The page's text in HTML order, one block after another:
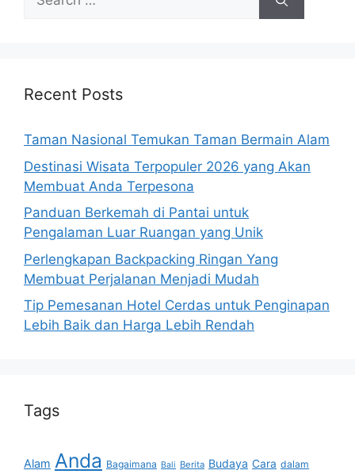
for:
Recent Posts
Taman Nasional Temukan Taman Bermain Alam
Destinasi Wisata Terpopuler 2026 yang Akan
Membuat Anda Terpesona
Panduan Berkemah di Pantai untuk
Pengalaman Luar Ruangan yang Unik
Perlengkapan Backpacking Ringan Yang
Membuat Perjalanan Menjadi Mudah
Tip Pemesanan Hotel Cerdas untuk Penginapan
Lebih Baik dan Harga Lebih Rendah
Tags
Alam Anda Bagaimana Bali Berita Budaya Cara dalam